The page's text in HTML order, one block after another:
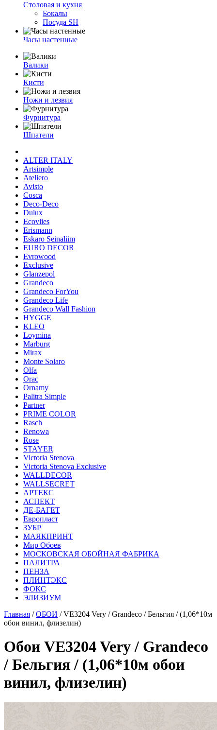
Столовая и кухня
Бокалы
Посуда SH
Часы настенные
Валики
Кисти
Ножи и лезвия
Фурнитура
Шпатели
ALTER ITALY
Artsimple
Ateliero
Avisto
Cosca
Deco-Deco
Dulux
Ecovlies
Erismann
Eskaro Seinaliim
EURO DECOR
Evrowood
Exclusive
Glanzepol
Grandeco
Grandeco ForYou
Grandeco Life
Grandeco Wall Fashion
HYGGE
KLEO
Loymina
Marburg
Mirax
Monte Solaro
Olfa
Orac
Ornamy
Palitra Simple
Partner
PRIME COLOR
Rasch
Renowa
Rose
STAYER
Victoria Stenova
Victoria Stenova Exclusive
WALLDECOR
WALLSECRET
АРТЕКС
АСПЕКТ
ДЕ-БАГЕТ
Европласт
ЗУБР
МАЯКПРИНТ
Мир Обоев
МОСКОВСКАЯ ОБОЙНАЯ ФАБРИКА
ПАЛИТРА
ПЕНЗА
ПЛИНТЭКС
ФОКС
ЭЛИЗИУМ
Главная /ОБОИ / VE3204 Very / Grandeco / Бельгия / (1,06*10м
обои винил, флизелин)
Обои VE3204 Very / Grandeco
/ Бельгия / (1,06*10м обои
винил, флизелин)